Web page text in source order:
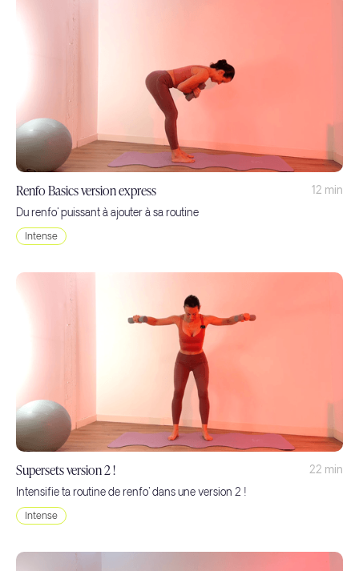
Renfo Basics version express
12 min
Du renfo' puissant à ajouter à sa routine
Intense
Supersets version 2 !
22 min
Intensifie ta routine de renfo' dans une version 2 !
Intense